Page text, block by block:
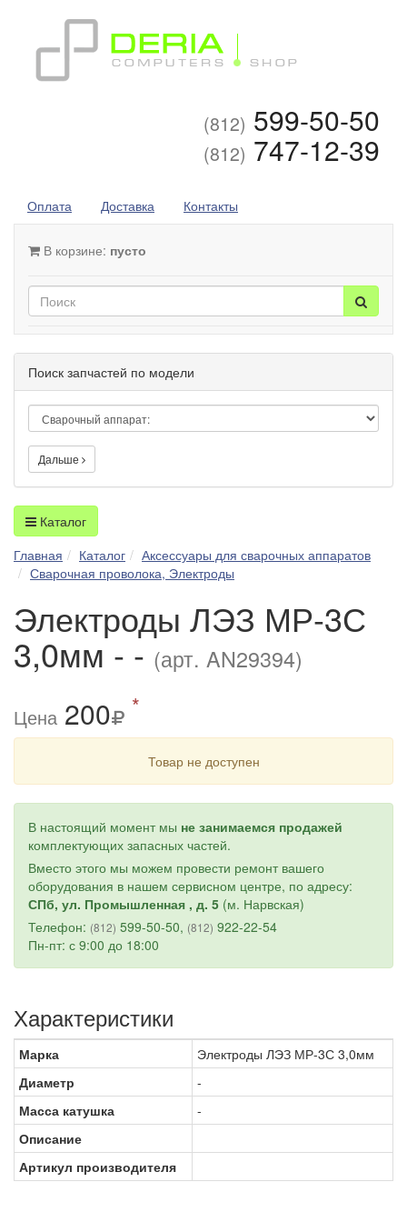
(812) 599-50-50
(812) 747-12-39
Оплата Доставка Контакты
В корзине: пусто
Поиск запчастей по модели
Дальше
Каталог
Главная
Каталог
Аксессуары для сварочных аппаратов
Сварочная проволока, Электроды
Электроды ЛЭЗ МР-3С
3,0мм - - (арт. AN29394)
Цена 200 *
Товар не доступен
В настоящий момент мы не занимаемся продажей
комплектующих запасных частей.
Вместо этого мы можем провести ремонт вашего
оборудования в нашем сервисном центре, по адресу:
СПб, ул. Промышленная , д. 5 (м. Нарвская)
Телефон: (812) 599-50-50, (812) 922-22-54
Пн-пт: с 9:00 до 18:00
Характеристики
Марка
Электроды ЛЭЗ МР-3С 3,0мм
Диаметр
-
Масса катушка
-
Описание
Артикул производителя